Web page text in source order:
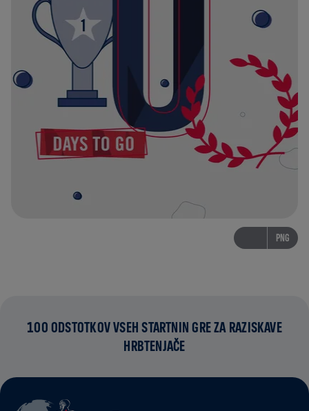
PNG
100 ODSTOTKOV VSEH STARTNIN GRE ZA RAZISKAVE
HRBTENJAČE